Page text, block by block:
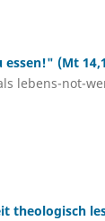
(Mt
lebens-not-
theologisch